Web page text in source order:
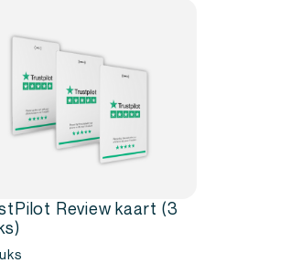
Review kaart (3